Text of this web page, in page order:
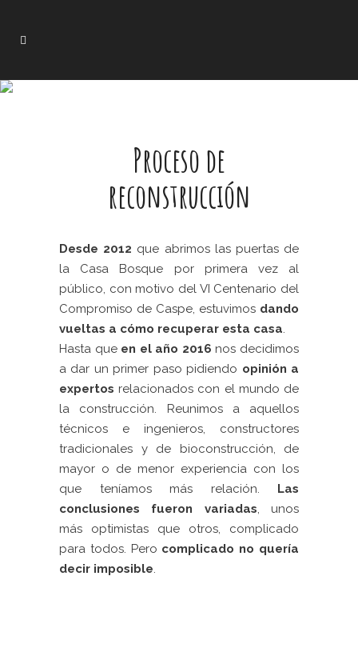
Proceso de
reconstrucción
Desde 2012 que abrimos las puertas de
la Casa Bosque por primera vez al
público, con motivo del VI Centenario del
Compromiso de Caspe, estuvimos dando
vueltas a cómo recuperar esta casa.
Hasta que en el año 2016 nos decidimos
a dar un primer paso pidiendo opinión a
expertos relacionados con el mundo de
la construcción. Reunimos a aquellos
técnicos e ingenieros, constructores
tradicionales y de bioconstrucción, de
mayor o de menor experiencia con los
que teníamos más relación. Las
conclusiones fueron variadas, unos
más optimistas que otros, complicado
para todos. Pero complicado no quería
decir imposible.